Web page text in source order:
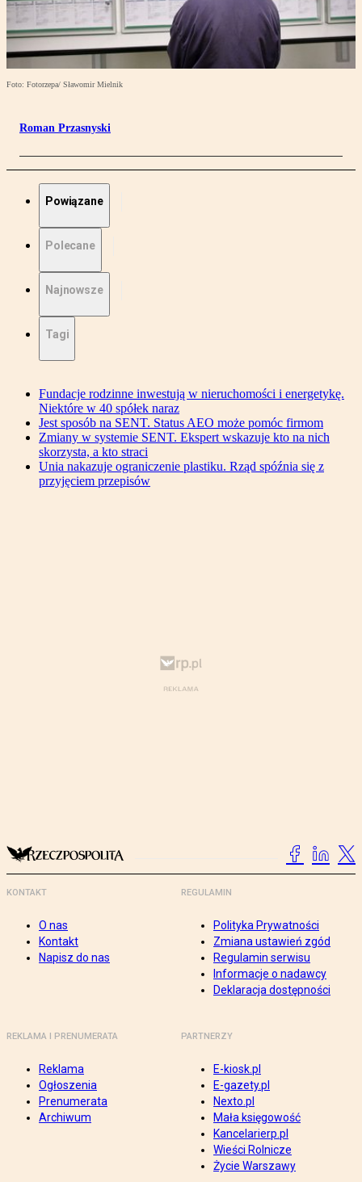
Foto: Fotorzepa/ Sławomir Mielnik
Roman Przasnyski
Powiązane
Polecane
Najnowsze
Tagi
Fundacje rodzinne inwestują w nieruchomości i energetykę.
Niektóre w 40 spółek naraz
Jest sposób na SENT. Status AEO może pomóc firmom
Zmiany w systemie SENT. Ekspert wskazuje kto na nich
skorzysta, a kto straci
Unia nakazuje ograniczenie plastiku. Rząd spóźnia się z
przyjęciem przepisów
KONTAKT
O nas
Kontakt
Napisz do nas
REGULAMIN
Polityka Prywatności
Zmiana ustawień zgód
Regulamin serwisu
Informacje o nadawcy
Deklaracja dostępności
REKLAMA I PRENUMERATA
Reklama
Ogłoszenia
Prenumerata
Archiwum
PARTNERZY
E-kiosk.pl
E-gazety.pl
Nexto.pl
Mała księgowość
Kancelarierp.pl
Wieści Rolnicze
Życie Warszawy